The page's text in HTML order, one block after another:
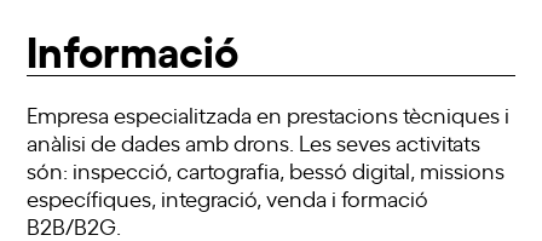
Informació
Empresa especialitzada en prestacions tècniques i
anàlisi de dades amb drons. Les seves activitats
són: inspecció, cartografia, bessó digital, missions
específiques, integració, venda i formació
B2B/B2G.